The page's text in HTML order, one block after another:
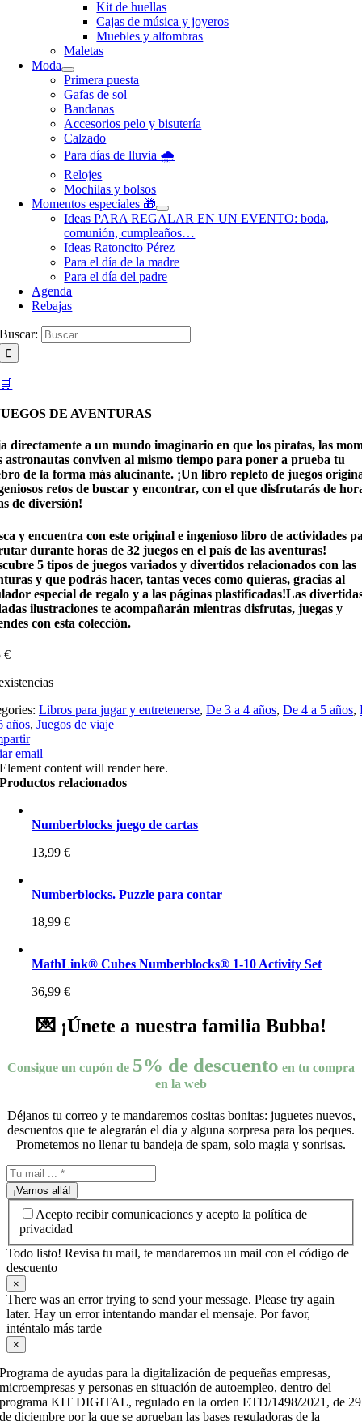
Kit de huellas
Cajas de música y joyeros
Muebles y alfombras
Maletas
Moda
Primera puesta
Gafas de sol
Bandanas
Accesorios pelo y bisutería
Calzado
Para días de lluvia 🌧️
Relojes
Mochilas y bolsos
Momentos especiales 🎁
Ideas PARA REGALAR EN UN EVENTO: boda,
comunión, cumpleaños…
Ideas Ratoncito Pérez
Para el día de la madre
Para el día del padre
Agenda
Rebajas
Buscar:
🛒
DE AVENTURAS
directamente a un mundo imaginario en que los piratas, las
astronautas conviven al mismo tiempo para poner a prueba tu
de la forma más alucinante. ¡Un libro repleto de juegos
retos de buscar y encontrar, con el que disfrutarás de
de diversión!
y encuentra con este original e ingenioso libro de actividades
durante horas de 32 juegos en el país de las aventuras!
5 tipos de juegos variados y divertidos relacionados con las
y que podrás hacer, tantas veces como quieras, gracias al
especial de regalo y a las páginas plastificadas!Las
ilustraciones te acompañarán mientras disfrutas, juegas y
con esta colección.
€
Libros para jugar y entretenerse, De 3 a 4 años, De 4 a 5 años,
años, Juegos de viaje
email
Element content will render here.
Productos relacionados
Numberblocks juego de cartas
13,99€
Numberblocks. Puzzle para contar
18,99€
MathLink® Cubes Numberblocks® 1-10 Activity Set
36,99€
💌 ¡Únete a nuestra familia Bubba!
Consigue un cupón de 5% de descuento en tu compra
en la web
Déjanos tu correo y te mandaremos cositas bonitas: juguetes nuevos,
descuentos que te alegrarán el día y alguna sorpresa para los peques.
Prometemos no llenar tu bandeja de spam, solo magia y sonrisas.
¡Vamos allá!
Acepto recibir comunicaciones y acepto la política de
privacidad
Todo listo! Revisa tu mail, te mandaremos un mail con el código de
descuento
×
There was an error trying to send your message. Please try again
later. Hay un error intentando mandar el mensaje. Por favor,
inténtalo más tarde
×
Programa de ayudas para la digitalización de pequeñas empresas,
microempresas y personas en situación de autoempleo, dentro del
programa KIT DIGITAL, regulado en la orden ETD/1498/2021, de 29
de diciembre por la que se aprueban las bases reguladoras de la